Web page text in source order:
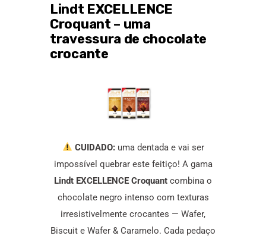
Lindt EXCELLENCE
Croquant – uma
travessura de chocolate
crocante
CUIDADO:uma dentada e vai ser
impossível quebrar este feitiço! A gama
Lindt EXCELLENCE Croquant combina o
chocolate negro intenso com texturas
irresistivelmente crocantes — Wafer,
Biscuit e Wafer & Caramelo. Cada pedaço